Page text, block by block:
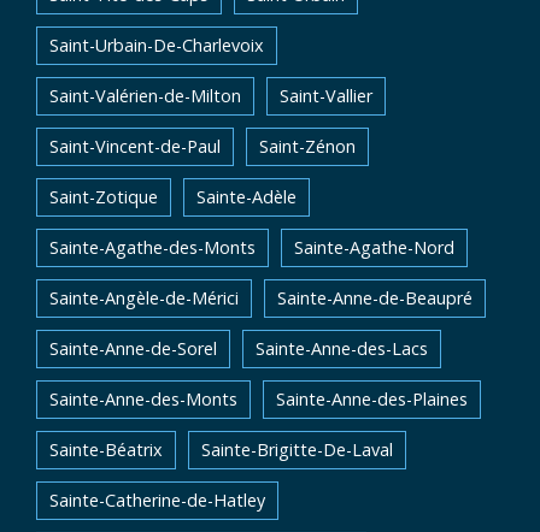
Saint-Urbain-De-Charlevoix
Saint-Valérien-de-Milton Saint-Vallier
Saint-Vincent-de-Paul Saint-Zénon
Saint-Zotique Sainte-Adèle
Sainte-Agathe-des-Monts Sainte-Agathe-Nord
Sainte-Angèle-de-Mérici Sainte-Anne-de-Beaupré
Sainte-Anne-de-Sorel Sainte-Anne-des-Lacs
Sainte-Anne-des-Monts Sainte-Anne-des-Plaines
Sainte-Béatrix Sainte-Brigitte-De-Laval
Sainte-Catherine-de-Hatley